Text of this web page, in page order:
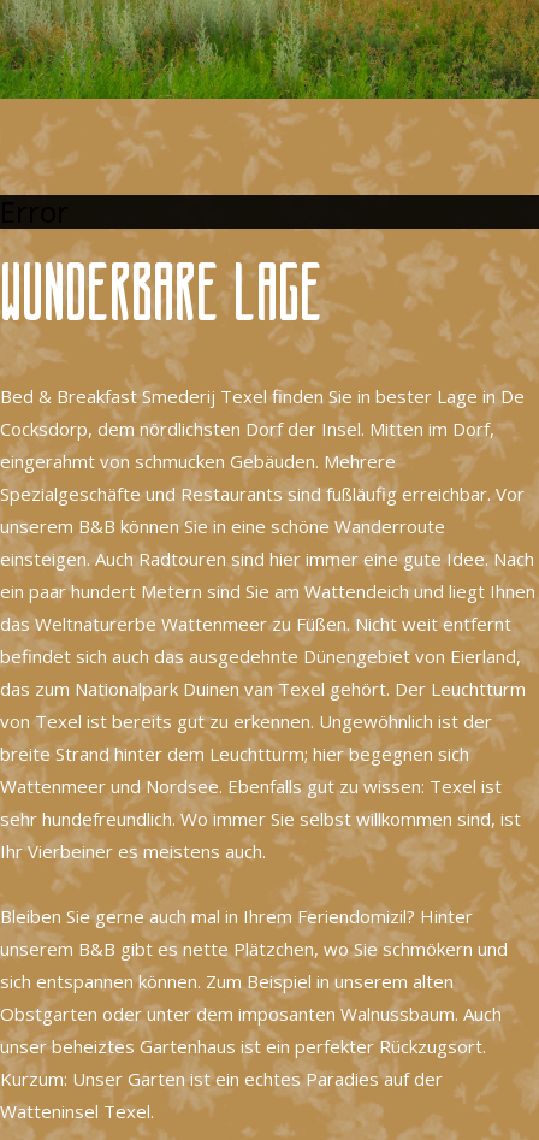
Wunderbare Lage
Bed & Breakfast Smederij Texel finden Sie in bester Lage in De
Cocksdorp, dem nördlichsten Dorf der Insel. Mitten im Dorf,
eingerahmt von schmucken Gebäuden. Mehrere
Spezialgeschäfte und Restaurants sind fußläufig erreichbar. Vor
unserem B&B können Sie in eine schöne Wanderroute
einsteigen. Auch Radtouren sind hier immer eine gute Idee. Nach
ein paar hundert Metern sind Sie am Wattendeich und liegt Ihnen
das Weltnaturerbe Wattenmeer zu Füßen. Nicht weit entfernt
befindet sich auch das ausgedehnte Dünengebiet von Eierland,
das zum Nationalpark Duinen van Texel gehört. Der Leuchtturm
von Texel ist bereits gut zu erkennen. Ungewöhnlich ist der
breite Strand hinter dem Leuchtturm; hier begegnen sich
Wattenmeer und Nordsee. Ebenfalls gut zu wissen: Texel ist
sehr hundefreundlich. Wo immer Sie selbst willkommen sind, ist
Ihr Vierbeiner es meistens auch.
Bleiben Sie gerne auch mal in Ihrem Feriendomizil? Hinter
unserem B&B gibt es nette Plätzchen, wo Sie schmökern und
sich entspannen können. Zum Beispiel in unserem alten
Obstgarten oder unter dem imposanten Walnussbaum. Auch
unser beheiztes Gartenhaus ist ein perfekter Rückzugsort.
Kurzum: Unser Garten ist ein echtes Paradies auf der
Watteninsel Texel.